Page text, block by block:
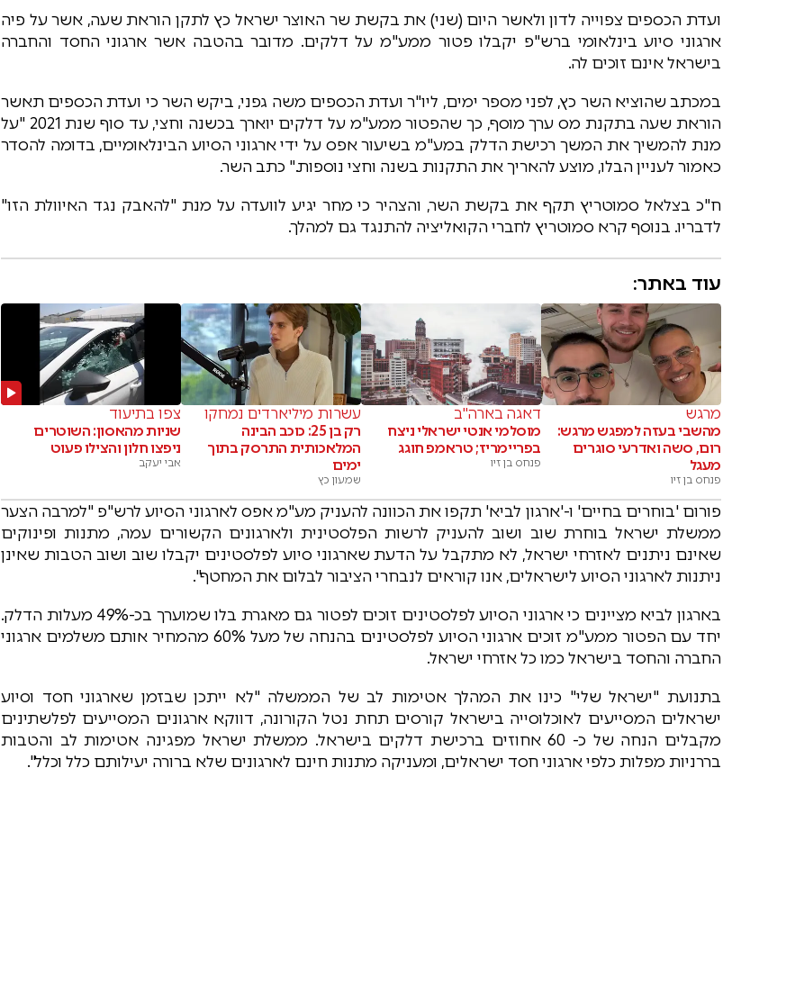
ועדת הכספים צפוייה לדון ולאשר היום (שני) את בקשת שר האוצר ישראל כץ לתקן הוראת שעה, אשר על פיה
ארגוני סיוע בינלאומי ברש"פ יקבלו פטור ממע"מ על דלקים. מדובר בהטבה אשר ארגוני החסד והחברה
בישראל אינם זוכים לה.
במכתב שהוציא השר כץ, לפני מספר ימים, ליו"ר ועדת הכספים משה גפני, ביקש השר כי ועדת הכספים תאשר
הוראת שעה בתקנת מס ערך מוסף, כך שהפטור ממע"מ על דלקים יוארך בכשנה וחצי, עד סוף שנת 2021 "על
מנת להמשיך את המשך רכישת הדלק במע"מ בשיעור אפס על ידי ארגוני הסיוע הבינלאומיים, בדומה להסדר
כאמור לעניין הבלו, מוצע להאריך את התקנות בשנה וחצי נוספות." כתב השר.
ח"כ בצלאל סמוטריץ תקף את בקשת השר, והצהיר כי מחר יגיע לוועדה על מנת "להאבק נגד האיוולת הזו"
לדבריו. בנוסף קרא סמוטריץ לחברי הקואליציה להתנגד גם למהלך.
עוד באתר:
מרגש
מהשבי בעזה למפגש מרגש:
רום, סשה ואדרעי סוגרים
מעגל
פנחס בן זיו
דאגה בארה"ב
מוסלמי אנטי ישראלי ניצח
בפריימריז; טראמפ חוגג
פנחס בן זיו
עשרות מיליארדים נמחקו
רק בן 25: כוכב הבינה
המלאכותית התרסק בתוך
ימים
שמעון כץ
צפו בתיעוד
שניות מהאסון: השוטרים
ניפצו חלון והצילו פעוט
אבי יעקב
פורום 'בוחרים בחיים' ו-'ארגון לביא' תקפו את הכוונה להעניק מע"מ אפס לארגוני הסיוע לרש"פ "למרבה הצער
ממשלת ישראל בוחרת שוב ושוב להעניק לרשות הפלסטינית ולארגונים הקשורים עמה, מתנות ופינוקים
שאינם ניתנים לאזרחי ישראל, לא מתקבל על הדעת שארגוני סיוע לפלסטינים יקבלו שוב ושוב הטבות שאינן
ניתנות לארגוני הסיוע לישראלים, אנו קוראים לנבחרי הציבור לבלום את המחטף".
בארגון לביא מציינים כי ארגוני הסיוע לפלסטינים זוכים לפטור גם מאגרת בלו שמוערך בכ-49% מעלות הדלק.
יחד עם הפטור ממע"מ זוכים ארגוני הסיוע לפלסטינים בהנחה של מעל 60% מהמחיר אותם משלמים ארגוני
החברה והחסד בישראל כמו כל אזרחי ישראל.
בתנועת "ישראל שלי" כינו את המהלך אטימות לב של הממשלה "לא ייתכן שבזמן שארגוני חסד וסיוע
ישראלים המסייעים לאוכלוסייה בישראל קורסים תחת נטל הקורונה, דווקא ארגונים המסייעים לפלשתינים
מקבלים הנחה של כ- 60 אחוזים ברכישת דלקים בישראל. ממשלת ישראל מפגינה אטימות לב והטבות
בררניות מפלות כלפי ארגוני חסד ישראלים, ומעניקה מתנות חינם לארגונים שלא ברורה יעילותם כלל וכלל".